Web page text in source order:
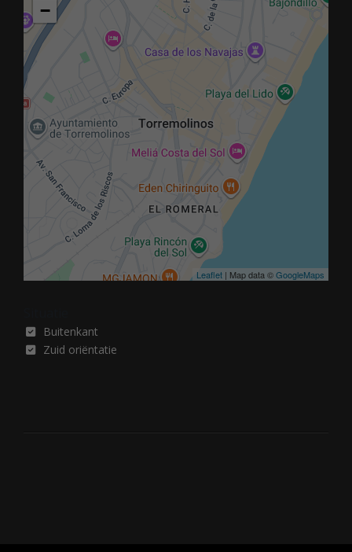
−
Leaflet | Map data ©GoogleMaps
Buitenkant
Zuid oriëntatie